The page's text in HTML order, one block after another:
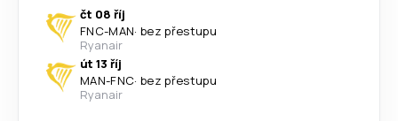
čt 08 říj
FNC-MAN· bez přestupu
Ryanair
út 13 říj
MAN-FNC· bez přestupu
Ryanair